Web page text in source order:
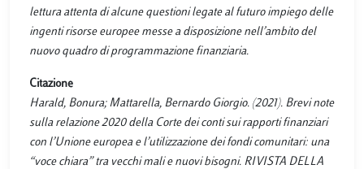
lettura attenta di alcune questioni legate al futuro impiego delle
ingenti risorse europee messe a disposizione nell’ambito del
nuovo quadro di programmazione finanziaria.
Citazione
Harald, Bonura; Mattarella, Bernardo Giorgio. (2021). Brevi note
sulla relazione 2020 della Corte dei conti sui rapporti finanziari
con l’Unione europea e l’utilizzazione dei fondi comunitari: una
“voce chiara” tra vecchi mali e nuovi bisogni. RIVISTA DELLA